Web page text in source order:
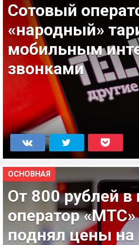
Сотовый
«народный»
мобильным
звонками
ОСНОВНАЯ
От 800 рублей
оператор
поднял цены